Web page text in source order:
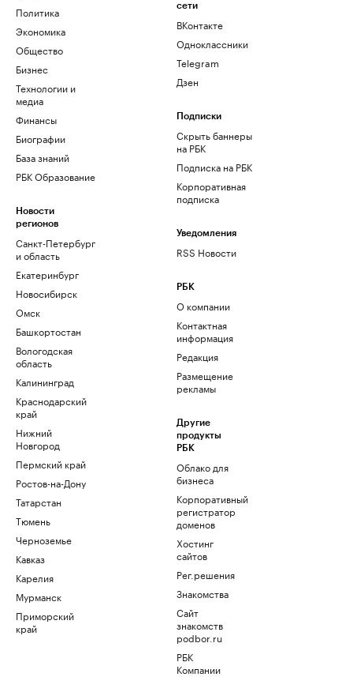
Политика
Экономика
Общество
Бизнес
Технологии и
медиа
Финансы
Биографии
База знаний
РБК Образование
Новости
регионов
Санкт-Петербург
и область
Екатеринбург
Новосибирск
Омск
Башкортостан
Вологодская
область
Калининград
Краснодарский
край
Нижний
Новгород
Пермский край
Ростов-на-Дону
Татарстан
Тюмень
Черноземье
Кавказ
Карелия
Мурманск
Приморский
край
сети
ВКонтакте
Одноклассники
Telegram
Дзен
Подписки
Скрыть баннеры
на РБК
Подписка на РБК
Корпоративная
подписка
Уведомления
RSS Новости
РБК
О компании
Контактная
информация
Редакция
Размещение
рекламы
Другие
продукты
РБК
Облако для
бизнеса
Корпоративный
регистратор
доменов
Хостинг
сайтов
Рег.решения
Знакомства
Сайт
знакомств
podbor.ru
РБК
Компании